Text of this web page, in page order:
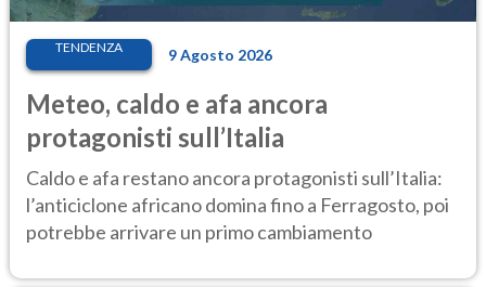
TENDENZA 9 Agosto 2026
Meteo, caldo e afa ancora
protagonisti sull’Italia
Caldo e afa restano ancora protagonisti sull’Italia:
l’anticiclone africano domina fino a Ferragosto, poi
potrebbe arrivare un primo cambiamento